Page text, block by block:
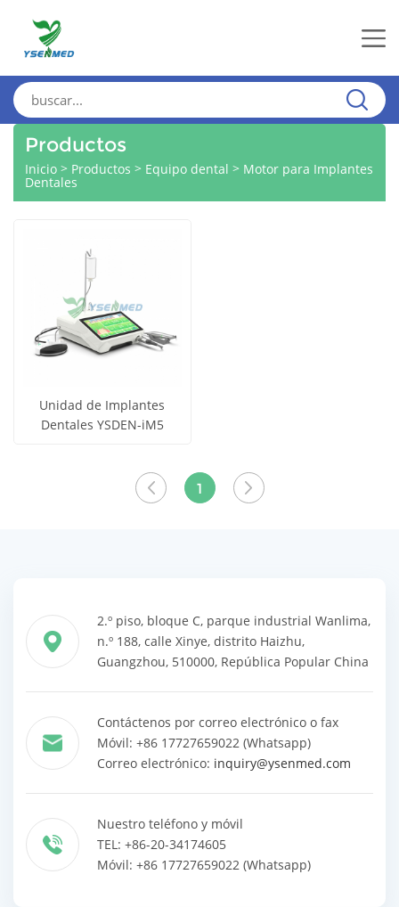
Productos
Inicio > Productos > Equipo dental > Motor para Implantes
Dentales
precio
Unidad de Implantes
Dentales YSDEN-iM5
1
2.º piso, bloque C, parque industrial Wanlima,
n.º 188, calle Xinye, distrito Haizhu,
Guangzhou, 510000, República Popular China
Contáctenos por correo electrónico o fax
Móvil: +86 17727659022 (Whatsapp)
Correo electrónico: inquiry@ysenmed.com
Nuestro teléfono y móvil
TEL: +86-20-34174605
Móvil: +86 17727659022 (Whatsapp)